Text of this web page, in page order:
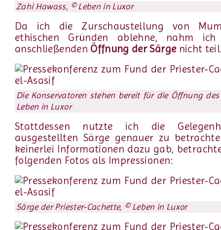
Zahi Hawass, © Leben in Luxor
Da ich die Zurschaustellung von
ethischen Gründen ablehne, nahm
anschließenden Öffnung der Särgenicht
Die Konservatoren stehen bereit für die Öffnung
Leben in Luxor
Stattdessen nutzte ich die
ausgestellten Särge genauer zu
keinerlei Informationen dazu gab,
folgenden Fotos als Impressionen:
Särge der Priester-Cachette, © Leben in Luxor